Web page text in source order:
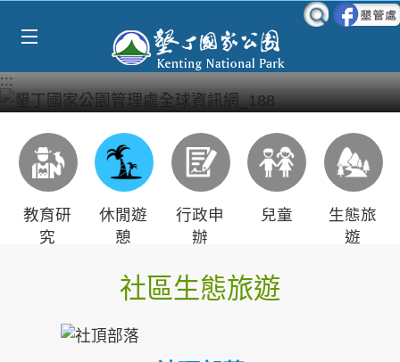
:::
教育研
究
休閒遊
憩
行政申
辦
兒童
生態旅
遊
社區生態旅遊